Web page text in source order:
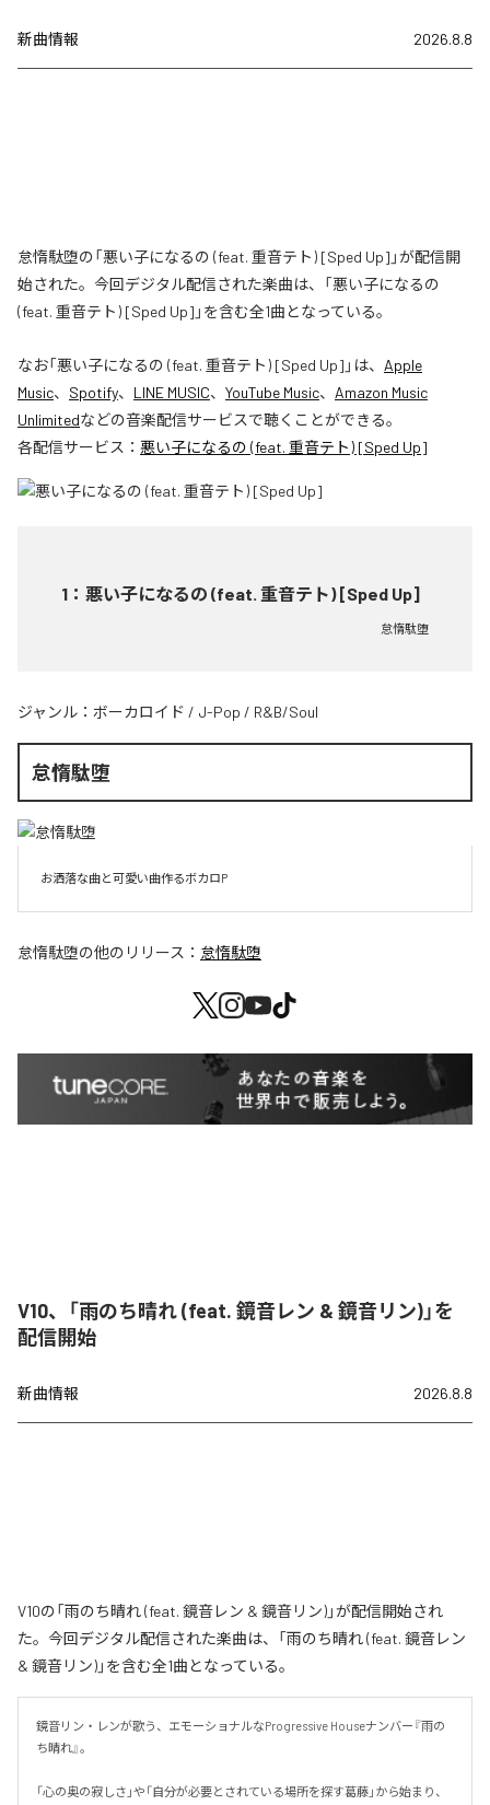
新曲情報 2026.8.8
怠惰駄堕の「悪い子になるの (feat. 重音テト) [Sped Up]」が配信開
始された。今回デジタル配信された楽曲は、「悪い子になるの
(feat. 重音テト) [Sped Up]」を含む全1曲となっている。
なお「悪い子になるの (feat. 重音テト) [Sped Up] 」は、 Apple
Music、 Spotify、 LINE MUSIC、 YouTube Music、 Amazon Music
Unlimitedなどの音楽配信サービスで聴くことができる。
各配信サービス： 悪い子になるの (feat. 重音テト) [Sped Up]
1 ： 悪い子になるの (feat. 重音テト) [Sped Up]
怠惰駄堕
ジャンル： ボーカロイド / J-Pop / R&B/Soul
怠惰駄堕
お洒落な曲と可愛い曲作るボカロP
怠惰駄堕の他のリリース： 怠惰駄堕
V10、「雨のち晴れ (feat. 鏡音レン & 鏡音リン)」を
配信開始
新曲情報 2026.8.8
V10の「雨のち晴れ (feat. 鏡音レン & 鏡音リン)」が配信開始され
た。今回デジタル配信された楽曲は、「雨のち晴れ (feat. 鏡音レン
& 鏡音リン)」を含む全1曲となっている。
鏡音リン・レンが歌う、エモーショナルなProgressive Houseナンバー『雨の
ち晴れ』。
「心の奥の寂しさ」や「自分が必要とされている場所を探す葛藤」から始まり、